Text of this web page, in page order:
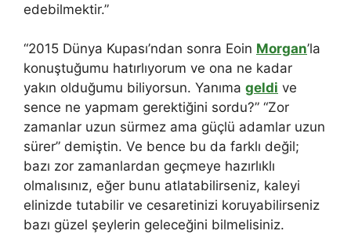
edebilmektir.”
“2015 Dünya Kupası’ndan sonra Eoin Morgan’la
konuştuğumu hatırlıyorum ve ona ne kadar
yakın olduğumu biliyorsun. Yanıma geldi ve
sence ne yapmam gerektiğini sordu?” “Zor
zamanlar uzun sürmez ama güçlü adamlar uzun
sürer” demiştin. Ve bence bu da farklı değil;
bazı zor zamanlardan geçmeye hazırlıklı
olmalısınız, eğer bunu atlatabilirseniz, kaleyi
elinizde tutabilir ve cesaretinizi koruyabilirseniz
bazı güzel şeylerin geleceğini bilmelisiniz.